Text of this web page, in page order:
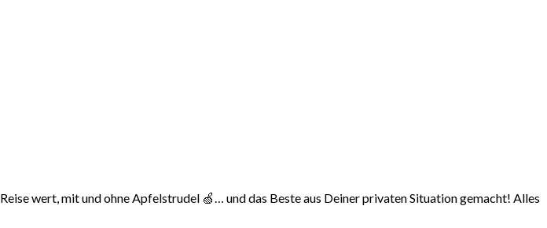
wert, mit und ohne Apfelstrudel 🍏… und das Beste aus Deiner privaten Situation gemacht! Alles